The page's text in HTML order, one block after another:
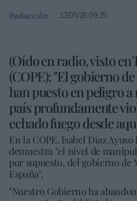
Redacción 12/05/26 09:25
(Oído en radio, visto en
(COPE): "El gobierno
han puesto en peligro
país profundamente
echado fuego desde
En la COPE, Isabel Díaz
demuestra "el nivel de
por supuesto, del gobierno de
España".
"Nuestro Gobierno ha